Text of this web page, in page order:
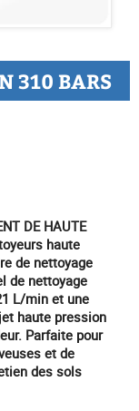
310 BARS
DE HAUTE
haute
de nettoyage
de nettoyage
L/min et une
haute pression
Parfaite pour
et de
des sols